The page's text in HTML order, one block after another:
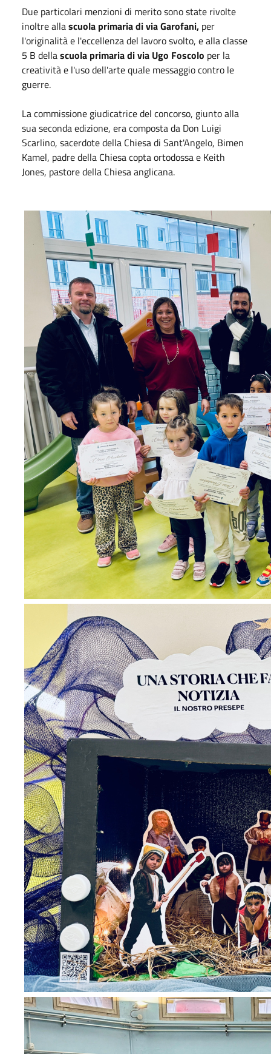
Due particolari menzioni di merito sono state rivolte
inoltre allascuola primaria di via Garofani, per
l'originalità e l'eccellenza del lavoro svolto, e alla classe
5 B dellascuola primaria di via Ugo Foscolo per la
creatività e l'uso dell'arte quale messaggio contro le
guerre.
La commissione giudicatrice del concorso, giunto alla
sua seconda edizione, era composta da Don Luigi
Scarlino, sacerdote della Chiesa di Sant'Angelo, Bimen
Kamel, padre della Chiesa copta ortodossa e Keith
Jones, pastore della Chiesa anglicana.